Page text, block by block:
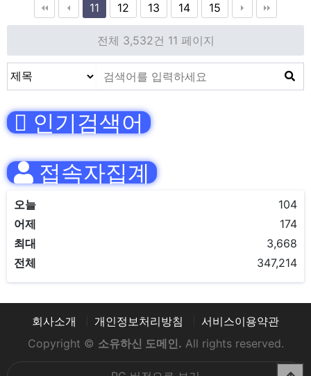
11 12 13 14 15
전체 3,532건 11 페이지
인기검색어
접속자집계
오늘
104
어제
174
최대
3,668
전체
347,214
회사소개 개인정보처리방침
서비스이용약관
Copyright © 소유하신 도메인. All rights reserved.